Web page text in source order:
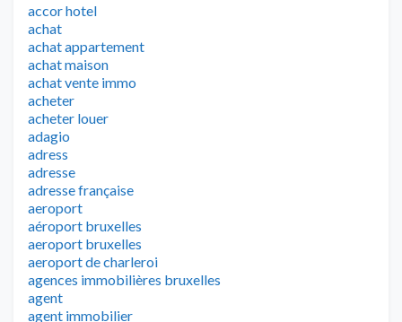
accor hotel
achat
achat appartement
achat maison
achat vente immo
acheter
acheter louer
adagio
adress
adresse
adresse française
aeroport
aéroport bruxelles
aeroport bruxelles
aeroport de charleroi
agences immobilières bruxelles
agent
agent immobilier